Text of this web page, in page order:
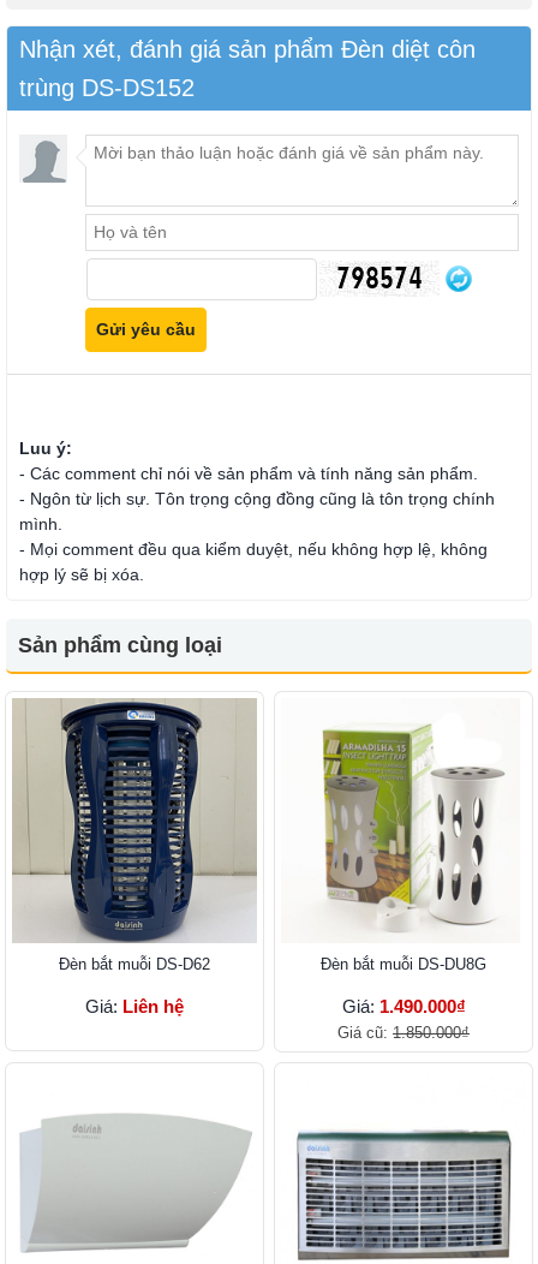
Nhận xét, đánh giá sản phẩm Đèn diệt côn
trùng DS-DS152
Luu ý:
- Các comment chỉ nói về sản phẩm và tính năng sản phẩm.
- Ngôn từ lịch sự. Tôn trọng cộng đồng cũng là tôn trọng chính
mình.
- Mọi comment đều qua kiểm duyệt, nếu không hợp lệ, không
hợp lý sẽ bị xóa.
Sản phẩm cùng loại
Đèn bắt muỗi DS-D62
Giá: Liên hệ
Đèn bắt muỗi DS-DU8G
Giá: 1.490.000₫
Giá cũ: 1.850.000₫